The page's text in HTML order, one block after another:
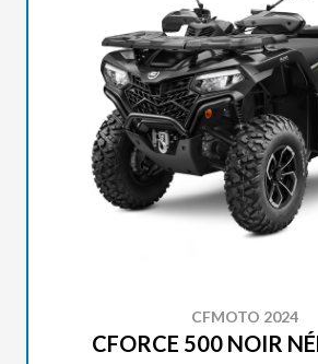
CFMOTO 2024
CFORCE 500 NOIR